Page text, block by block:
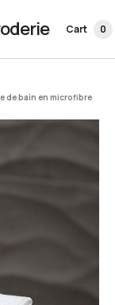
Cart 0
de bain en microfibre